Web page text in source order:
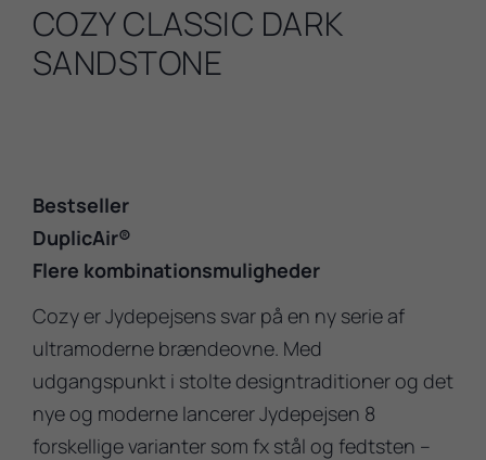
COZY CLASSIC DARK
SANDSTONE
Bestseller
DuplicAir®
Flere kombinationsmuligheder
Cozy er Jydepejsens svar på en ny serie af
ultramoderne brændeovne. Med
udgangspunkt i stolte designtraditioner og det
nye og moderne lancerer Jydepejsen 8
forskellige varianter som fx stål og fedtsten –